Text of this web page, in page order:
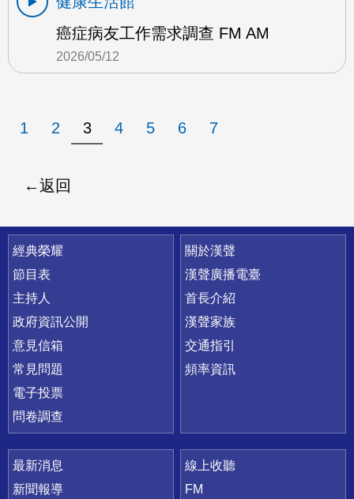
癌症病友工作需求調查 FM AM
2026/05/12
1 2 3 4 5 6 7
返回
快速連結
經典榮耀
節目表
主持人
政府資訊公開
意見信箱
常見問題
電子投票
問卷調查
關於漢聲
漢聲廣播電臺
首長介紹
漢聲家族
交通指引
頻率資訊
最新消息
新聞報導
線上收聽
FM